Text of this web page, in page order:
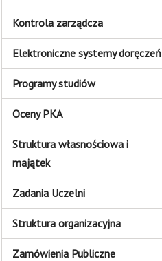
Kontrola zarządcza
Elektroniczne systemy doręczeń
Programy studiów
Oceny PKA
Struktura własnościowa i
majątek
Zadania Uczelni
Struktura organizacyjna
Zamówienia Publiczne